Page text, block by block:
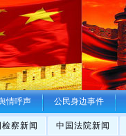
情呼声 公民身边事件
察新闻 中国法院新闻